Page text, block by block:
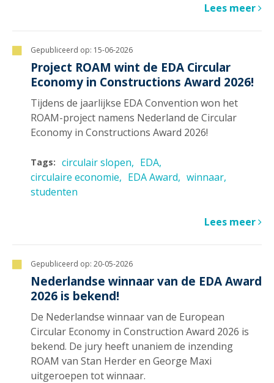
Lees meer
Gepubliceerd op: 15-06-2026
Project ROAM wint de EDA Circular
Economy in Constructions Award 2026!
Tijdens de jaarlijkse EDA Convention won het
ROAM-project namens Nederland de Circular
Economy in Constructions Award 2026!
Tags: circulair slopen
EDA
circulaire economie
EDA Award
winnaar
studenten
Lees meer
Gepubliceerd op: 20-05-2026
Nederlandse winnaar van de EDA Award
2026 is bekend!
De Nederlandse winnaar van de European
Circular Economy in Construction Award 2026 is
bekend. De jury heeft unaniem de inzending
ROAM van Stan Herder en George Maxi
uitgeroepen tot winnaar.